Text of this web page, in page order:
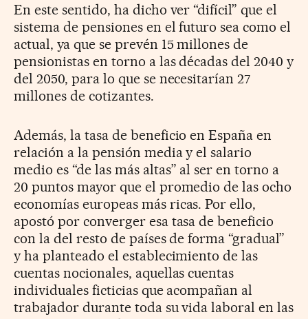
En este sentido, ha dicho ver “difícil” que el
sistema de pensiones en el futuro sea como el
actual, ya que se prevén 15 millones de
pensionistas en torno a las décadas del 2040 y
del 2050, para lo que se necesitarían 27
millones de cotizantes.
Además, la tasa de beneficio en España en
relación a la pensión media y el salario
medio es “de las más altas” al ser en torno a
20 puntos mayor que el promedio de las ocho
economías europeas más ricas. Por ello,
apostó por converger esa tasa de beneficio
con la del resto de países de forma “gradual”
y ha planteado el establecimiento de las
cuentas nocionales, aquellas cuentas
individuales ficticias que acompañan al
trabajador durante toda su vida laboral en las